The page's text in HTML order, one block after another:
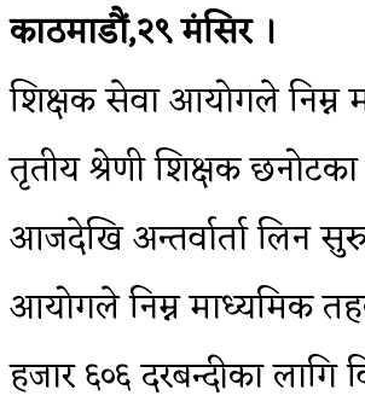
काठमाडौं,२९ मंसिर ।
शिक्षक सेवा आयोगले निम्न
तृतीय श्रेणी शिक्षक
आजदेखि अन्तर्वार्ता लिन
आयोगले निम्न माध्यमिक
हजार ६०६ दरबन्दीका लागि